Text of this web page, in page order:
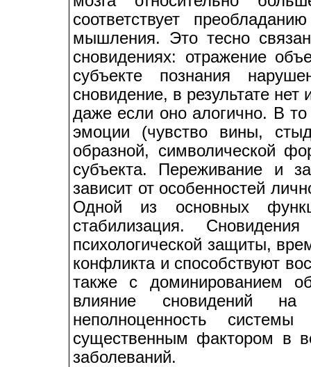
соответствует
мышления. Это тесно
сновидениях: отражение
субъекте познания
сновидение, в результате
даже если оно алогично. В
эмоции (чувство вины,
образной, символической
субъекта. Переживание и
зависит от особенностей
Одной из основных
стабилизация.
психологической защиты,
конфликта и способствуют
также с доминированием
влияние сновидений на
неполноценность
существенным фактором в
заболеваний.